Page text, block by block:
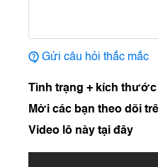
Gửi câu hỏi thắc mắc
Tình trạng + kích
Mời các bạn theo dõi
Video lô này tại đây